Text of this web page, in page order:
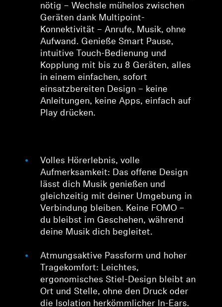
nötig – Wechsle mühelos zwischen
Geräten dank Multipoint-
Konnektivität – Anrufe, Musik, ohne
Aufwand. Genieße Smart Pause,
intuitive Touch-Bedienung und
Kopplung mit bis zu 8 Geräten, alles
in einem einfachen, sofort
einsatzbereiten Design – keine
Anleitungen, keine Apps, einfach auf
Play drücken.
Volles Hörerlebnis, volle
Aufmerksamkeit: Das offene Design
lässt dich Musik genießen und
gleichzeitig mit deiner Umgebung in
Verbindung bleiben. Keine FOMO –
du bleibst im Geschehen, während
deine Musik dich begleitet.
Atmungsaktive Passform und hoher
Tragekomfort: Leichtes,
ergonomisches Stiel-Design bleibt an
Ort und Stelle, ohne den Druck oder
die Isolation herkömmlicher In-Ears.